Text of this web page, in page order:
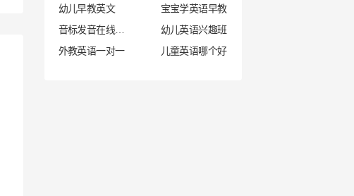
幼儿早教英文
宝宝学英语早教
幼儿英语兴趣班
外教英语一对一
儿童英语哪个好